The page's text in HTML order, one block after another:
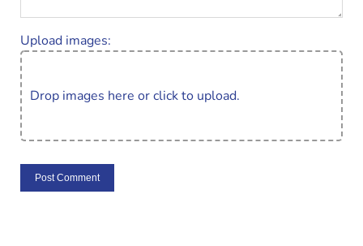
Upload images:
Drop images here or click to upload.